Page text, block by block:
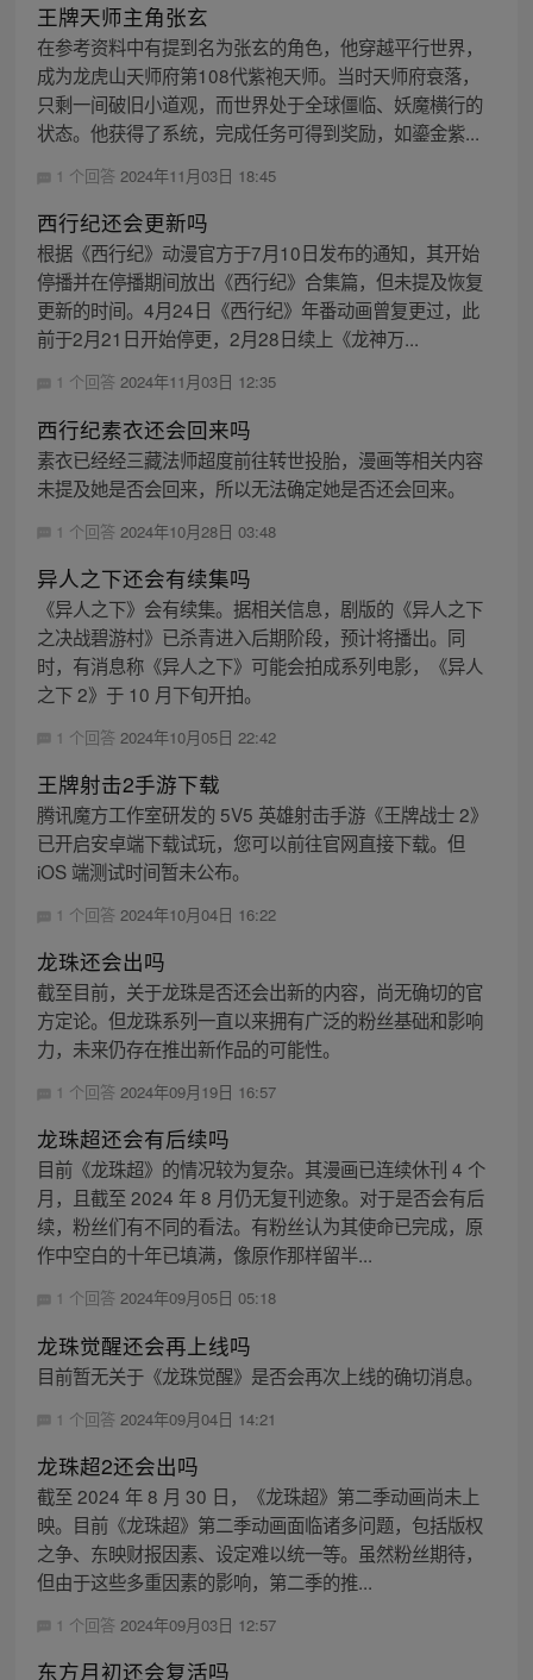
王牌天师主角张玄
在参考资料中有提到名为张玄的角色，他穿越平行世界，
成为龙虎山天师府第108代紫袍天师。当时天师府衰落，
只剩一间破旧小道观，而世界处于全球僵临、妖魔横行的
状态。他获得了系统，完成任务可得到奖励，如鎏金紫...
1 个回答 2024年11月03日 18:45
西行纪还会更新吗
根据《西行纪》动漫官方于7月10日发布的通知，其开始
停播并在停播期间放出《西行纪》合集篇，但未提及恢复
更新的时间。4月24日《西行纪》年番动画曾复更过，此
前于2月21日开始停更，2月28日续上《龙神万...
1 个回答 2024年11月03日 12:35
西行纪素衣还会回来吗
素衣已经经三藏法师超度前往转世投胎，漫画等相关内容
未提及她是否会回来，所以无法确定她是否还会回来。
1 个回答 2024年10月28日 03:48
异人之下还会有续集吗
《异人之下》会有续集。据相关信息，剧版的《异人之下
之决战碧游村》已杀青进入后期阶段，预计将播出。同
时，有消息称《异人之下》可能会拍成系列电影，《异人
之下 2》于 10 月下旬开拍。
1 个回答 2024年10月05日 22:42
王牌射击2手游下载
腾讯魔方工作室研发的 5V5 英雄射击手游《王牌战士 2》
已开启安卓端下载试玩，您可以前往官网直接下载。但
iOS 端测试时间暂未公布。
1 个回答 2024年10月04日 16:22
龙珠还会出吗
截至目前，关于龙珠是否还会出新的内容，尚无确切的官
方定论。但龙珠系列一直以来拥有广泛的粉丝基础和影响
力，未来仍存在推出新作品的可能性。
1 个回答 2024年09月19日 16:57
龙珠超还会有后续吗
目前《龙珠超》的情况较为复杂。其漫画已连续休刊 4 个
月，且截至 2024 年 8 月仍无复刊迹象。对于是否会有后
续，粉丝们有不同的看法。有粉丝认为其使命已完成，原
作中空白的十年已填满，像原作那样留半...
1 个回答 2024年09月05日 05:18
龙珠觉醒还会再上线吗
目前暂无关于《龙珠觉醒》是否会再次上线的确切消息。
1 个回答 2024年09月04日 14:21
龙珠超2还会出吗
截至 2024 年 8 月 30 日，《龙珠超》第二季动画尚未上
映。目前《龙珠超》第二季动画面临诸多问题，包括版权
之争、东映财报因素、设定难以统一等。虽然粉丝期待，
但由于这些多重因素的影响，第二季的推...
1 个回答 2024年09月03日 12:57
东方月初还会复活吗